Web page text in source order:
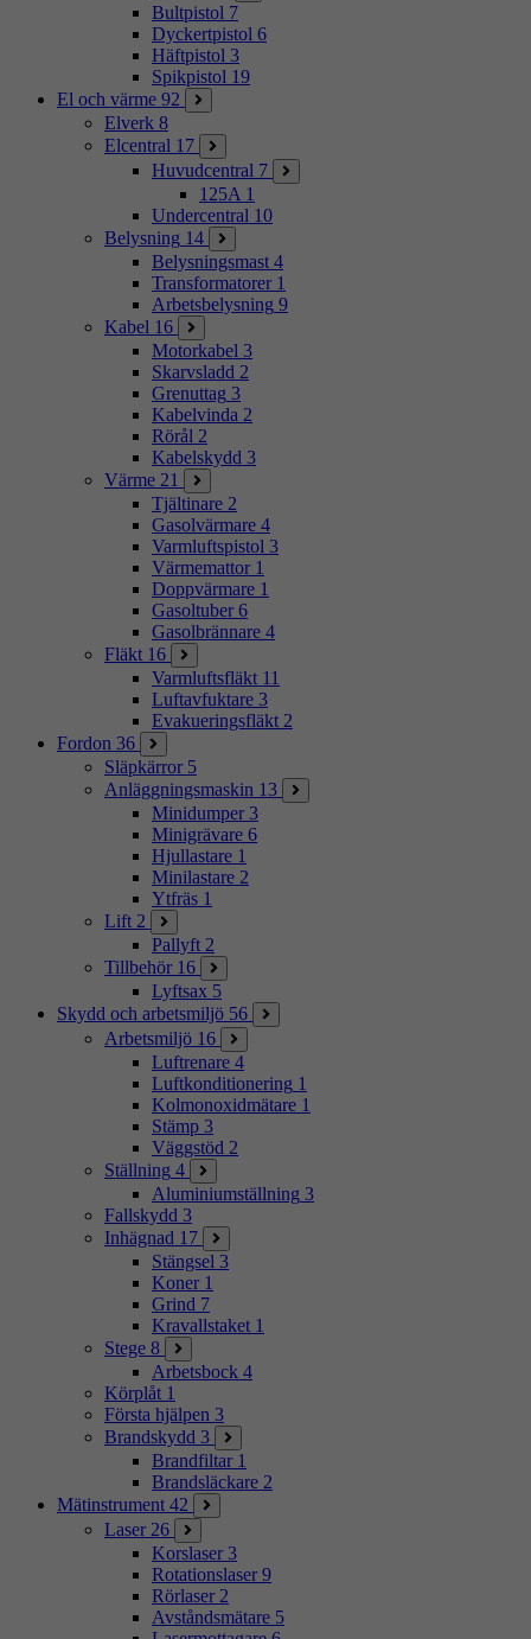
Bultpistol 7
Dyckertpistol 6
Häftpistol 3
Spikpistol 19
El och värme 92
Elverk 8
Elcentral 17
Huvudcentral 7
125A 1
Undercentral 10
Belysning 14
Belysningsmast 4
Transformatorer 1
Arbetsbelysning 9
Kabel 16
Motorkabel 3
Skarvsladd 2
Grenuttag 3
Kabelvinda 2
Rörål 2
Kabelskydd 3
Värme 21
Tjältinare 2
Gasolvärmare 4
Varmluftspistol 3
Värmemattor 1
Doppvärmare 1
Gasoltuber 6
Gasolbrännare 4
Fläkt 16
Varmluftsfläkt 11
Luftavfuktare 3
Evakueringsfläkt 2
Fordon 36
Släpkärror 5
Anläggningsmaskin 13
Minidumper 3
Minigrävare 6
Hjullastare 1
Minilastare 2
Ytfräs 1
Lift 2
Pallyft 2
Tillbehör 16
Lyftsax 5
Skydd och arbetsmiljö 56
Arbetsmiljö 16
Luftrenare 4
Luftkonditionering 1
Kolmonoxidmätare 1
Stämp 3
Väggstöd 2
Ställning 4
Aluminiumställning 3
Fallskydd 3
Inhägnad 17
Stängsel 3
Koner 1
Grind 7
Kravallstaket 1
Stege 8
Arbetsbock 4
Körplåt 1
Första hjälpen 3
Brandskydd 3
Brandfiltar 1
Brandsläckare 2
Mätinstrument 42
Laser 26
Korslaser 3
Rotationslaser 9
Rörlaser 2
Avståndsmätare 5